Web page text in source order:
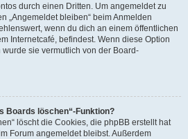
durch einen Dritten. Um angemeldet zu
„Angemeldet bleiben“ beim Anmelden
wenn du dich an einem öffentlichen
Internetcafé, befindest. Wenn diese Option
sie vermutlich von der Board-
Boards löschen“-Funktion?
löscht die Cookies, die phpBB erstellt hat
Forum angemeldet bleibst. Außerdem